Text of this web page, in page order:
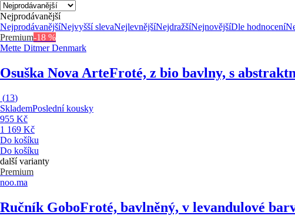
Nejprodávanější
NejprodávanějšíNejvyšší slevaNejlevnějšíNejdražšíNejnovějšíDle hodnocení
Premium-18 %
Mette Ditmer Denmark
Osuška Nova ArteFroté, z bio bavlny, s
(13)
SklademPoslední kousky
955 Kč
1 169 Kč
Do košíku
Do košíku
další varianty
Premium
noo.ma
Ručník GoboFroté, bavlněný, v levandulové